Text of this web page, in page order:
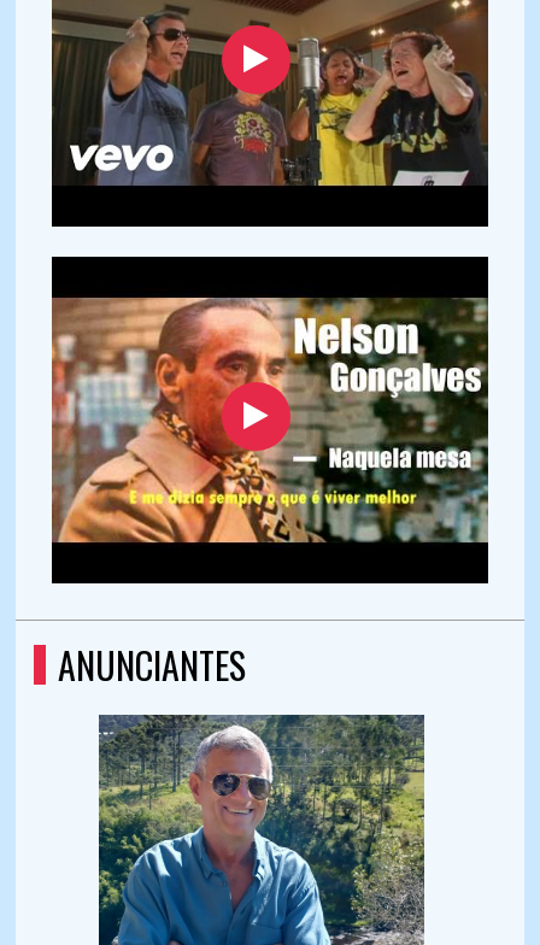
ANUNCIANTES